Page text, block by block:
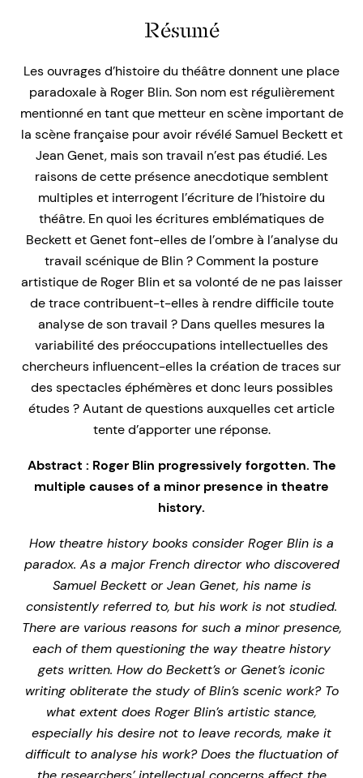
Résumé
Les ouvrages d’histoire du théâtre donnent une place
paradoxale à Roger Blin. Son nom est régulièrement
mentionné en tant que metteur en scène important de
la scène française pour avoir révélé Samuel Beckett et
Jean Genet, mais son travail n’est pas étudié. Les
raisons de cette présence anecdotique semblent
multiples et interrogent l’écriture de l’histoire du
théâtre. En quoi les écritures emblématiques de
Beckett et Genet font-elles de l’ombre à l’analyse du
travail scénique de Blin ? Comment la posture
artistique de Roger Blin et sa volonté de ne pas laisser
de trace contribuent-t-elles à rendre difficile toute
analyse de son travail ? Dans quelles mesures la
variabilité des préoccupations intellectuelles des
chercheurs influencent-elles la création de traces sur
des spectacles éphémères et donc leurs possibles
études ? Autant de questions auxquelles cet article
tente d’apporter une réponse.
Abstract : Roger Blin progressively forgotten. The
multiple causes of a minor presence in theatre
history.
How theatre history books consider Roger Blin is a
paradox. As a major French director who discovered
Samuel Beckett or Jean Genet, his name is
consistently referred to, but his work is not studied.
There are various reasons for such a minor presence,
each of them questioning the way theatre history
gets written. How do Beckett’s or Genet’s iconic
writing obliterate the study of Blin’s scenic work? To
what extent does Roger Blin’s artistic stance,
especially his desire not to leave records, make it
difficult to analyse his work? Does the fluctuation of